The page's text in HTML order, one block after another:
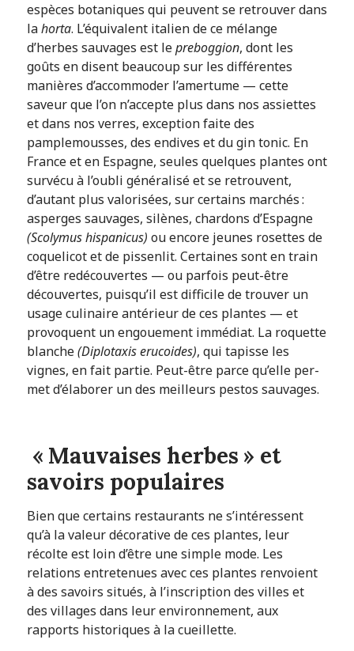
espèces botaniques qui peuvent se retrouver dans
lahorta. L’équivalent italien de ce mélange
d’herbes sauvages est lepreboggion, dont les
goûts en disent beaucoup sur les différentes
manières d’accommoder l’amertume — cette
saveur que l’on n’accepte plus dans nos assiettes
et dans nos verres, exception faite des
pamplemousses, des endives et du gin tonic. En
France et en Espagne, seules quelques plantes ont
survécu à l’oubli généralisé et se retrouvent,
d’autant plus valorisées, sur certains marchés :
asperges sauvages, silènes, chardons d’Espagne
(Scolymus hispanicus) ou encore jeunes rosettes de
coquelicot et de pissenlit. Certaines sont en train
d’être redécouvertes — ou parfois peut-être
découvertes, puisqu’il est difficile de trouver un
usage culinaire antérieur de ces plantes — et
provoquent un engouement immédiat. La roquette
blanche(Diplotaxis erucoides), qui tapisse les
vignes, en fait partie. Peut-être parce qu’elle per-
met d’élaborer un des meilleurs pestos sauvages.
« Mauvaises herbes » et
savoirs populaires
Bien que certains restaurants ne s’intéressent
qu’à la valeur décorative de ces plantes, leur
récolte est loin d’être une simple mode. Les
relations entretenues avec ces plantes renvoient
à des savoirs situés, à l’inscription des villes et
des villages dans leur environnement, aux
rapports historiques à la cueillette.